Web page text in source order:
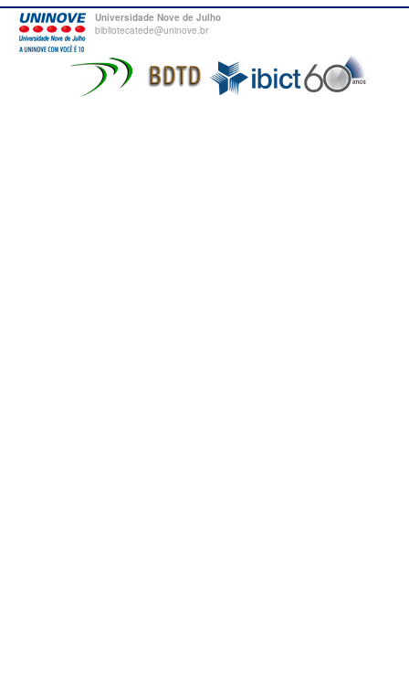
Universidade Nove de Julho
bibliotecatede@uninove.br